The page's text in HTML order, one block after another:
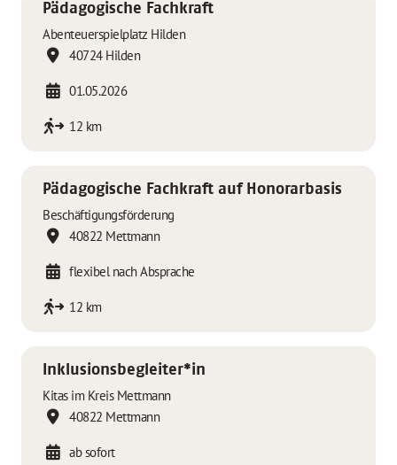
Pädagogische Fachkraft
Abenteuerspielplatz Hilden
40724 Hilden
01.05.2026
12 km
Pädagogische Fachkraft auf Honorarbasis
Beschäftigungsförderung
40822 Mettmann
flexibel nach Absprache
12 km
Inklusionsbegleiter*in
Kitas im Kreis Mettmann
40822 Mettmann
ab sofort